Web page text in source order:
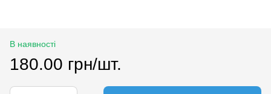
В наявності
180.00 грн/шт.